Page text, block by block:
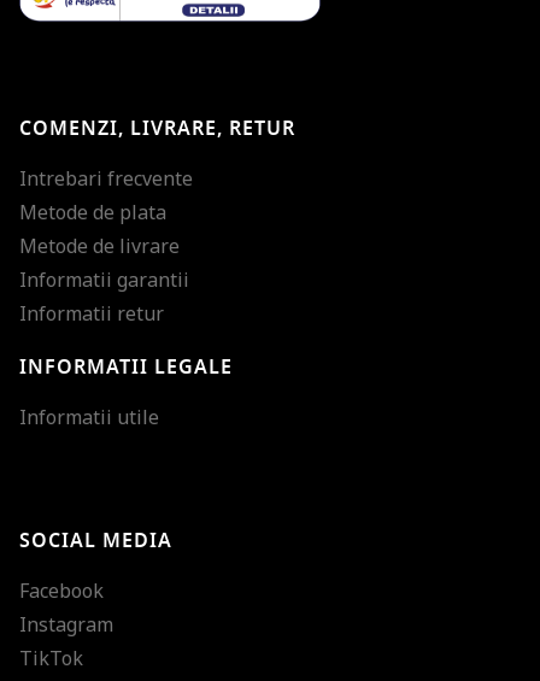
COMENZI, LIVRARE, RETUR
Intrebari frecvente
Metode de plata
Metode de livrare
Informatii garantii
Informatii retur
INFORMATII LEGALE
Informatii utile
SOCIAL MEDIA
Facebook
Instagram
TikTok